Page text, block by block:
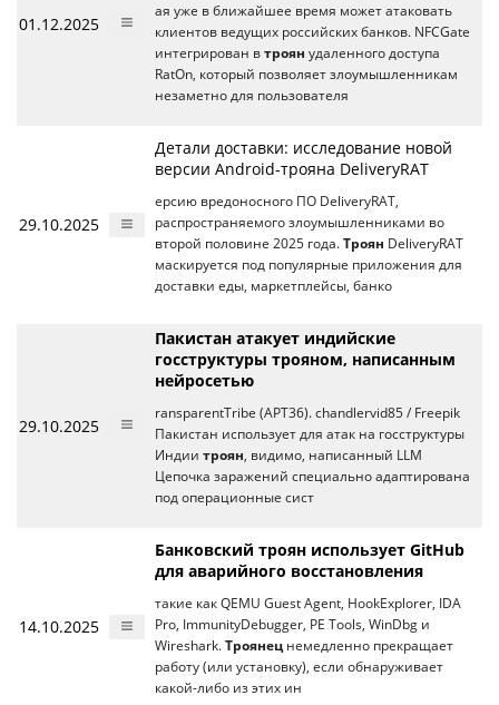
01.12.2025
ая уже в ближайшее время может атаковать
клиентов ведущих российских банков. NFCGate
интегрирован в троян удаленного доступа
RatOn, который позволяет злоумышленникам
незаметно для пользователя
29.10.2025
Детали доставки: исследование новой
версии Android-трояна DeliveryRAT
ерсию вредоносного ПО DeliveryRAT,
распространяемого злоумышленниками во
второй половине 2025 года. Троян DeliveryRAT
маскируется под популярные приложения для
доставки еды, маркетплейсы, банко
29.10.2025
Пакистан атакует индийские
госструктуры трояном, написанным
нейросетью
ransparentTribe (APT36). chandlervid85 / Freepik
Пакистан использует для атак на госструктуры
Индии троян, видимо, написанный LLM
Цепочка заражений специально адаптирована
под операционные сист
14.10.2025
Банковский троян использует GitHub
для аварийного восстановления
такие как QEMU Guest Agent, HookExplorer, IDA
Pro, ImmunityDebugger, PE Tools, WinDbg и
Wireshark. Троянец немедленно прекращает
работу (или установку), если обнаруживает
какой-либо из этих ин